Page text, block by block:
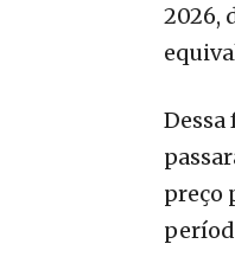
2026,
preço